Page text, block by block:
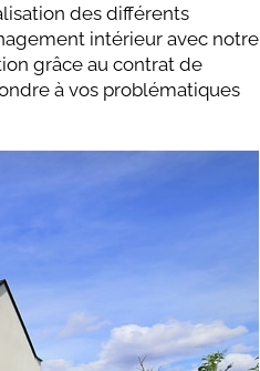
des différents
intérieur avec notre
grâce au contrat de
à vos problématiques